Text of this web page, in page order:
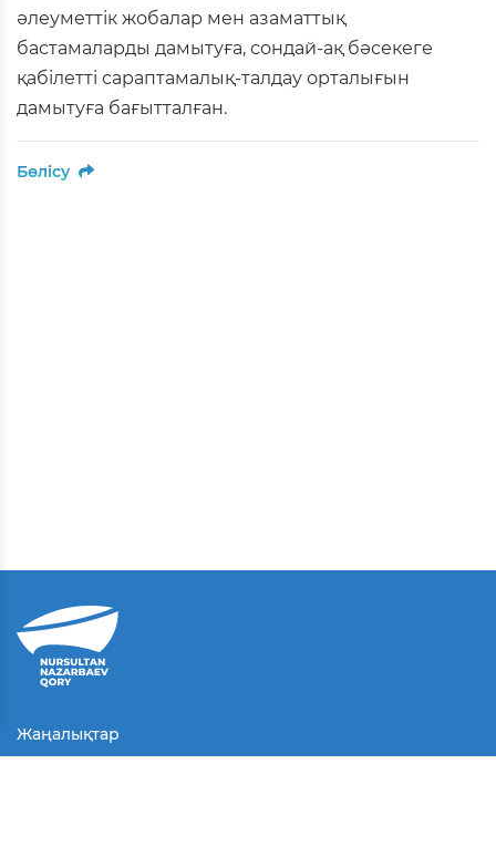
әлеуметтік жобалар мен азаматтық
бастамаларды дамытуға, сондай-ақ бәсекеге
қабілетті сараптамалық-талдау орталығын
дамытуға бағытталған.
Бөлісу
Жаңалықтар